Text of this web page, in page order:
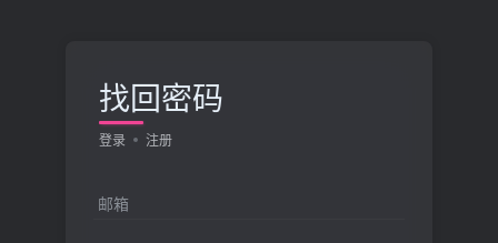
找回密码
登录 注册
邮箱